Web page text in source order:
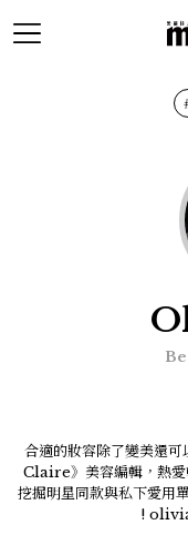
合適的妝容除了變美還
Claire》美容編輯，熱
挖掘明星同款與私下愛用
!